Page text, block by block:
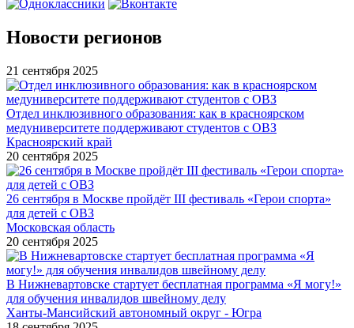
Новости регионов
21 сентября 2025
Отдел инклюзивного образования: как в красноярском
медуниверситете поддерживают студентов с ОВЗ
Красноярский край
20 сентября 2025
26 сентября в Москве пройдёт III фестиваль «Герои спорта»
для детей с ОВЗ
Московская область
20 сентября 2025
В Нижневартовске стартует бесплатная программа «Я могу!»
для обучения инвалидов швейному делу
Ханты-Мансийский автономный округ - Югра